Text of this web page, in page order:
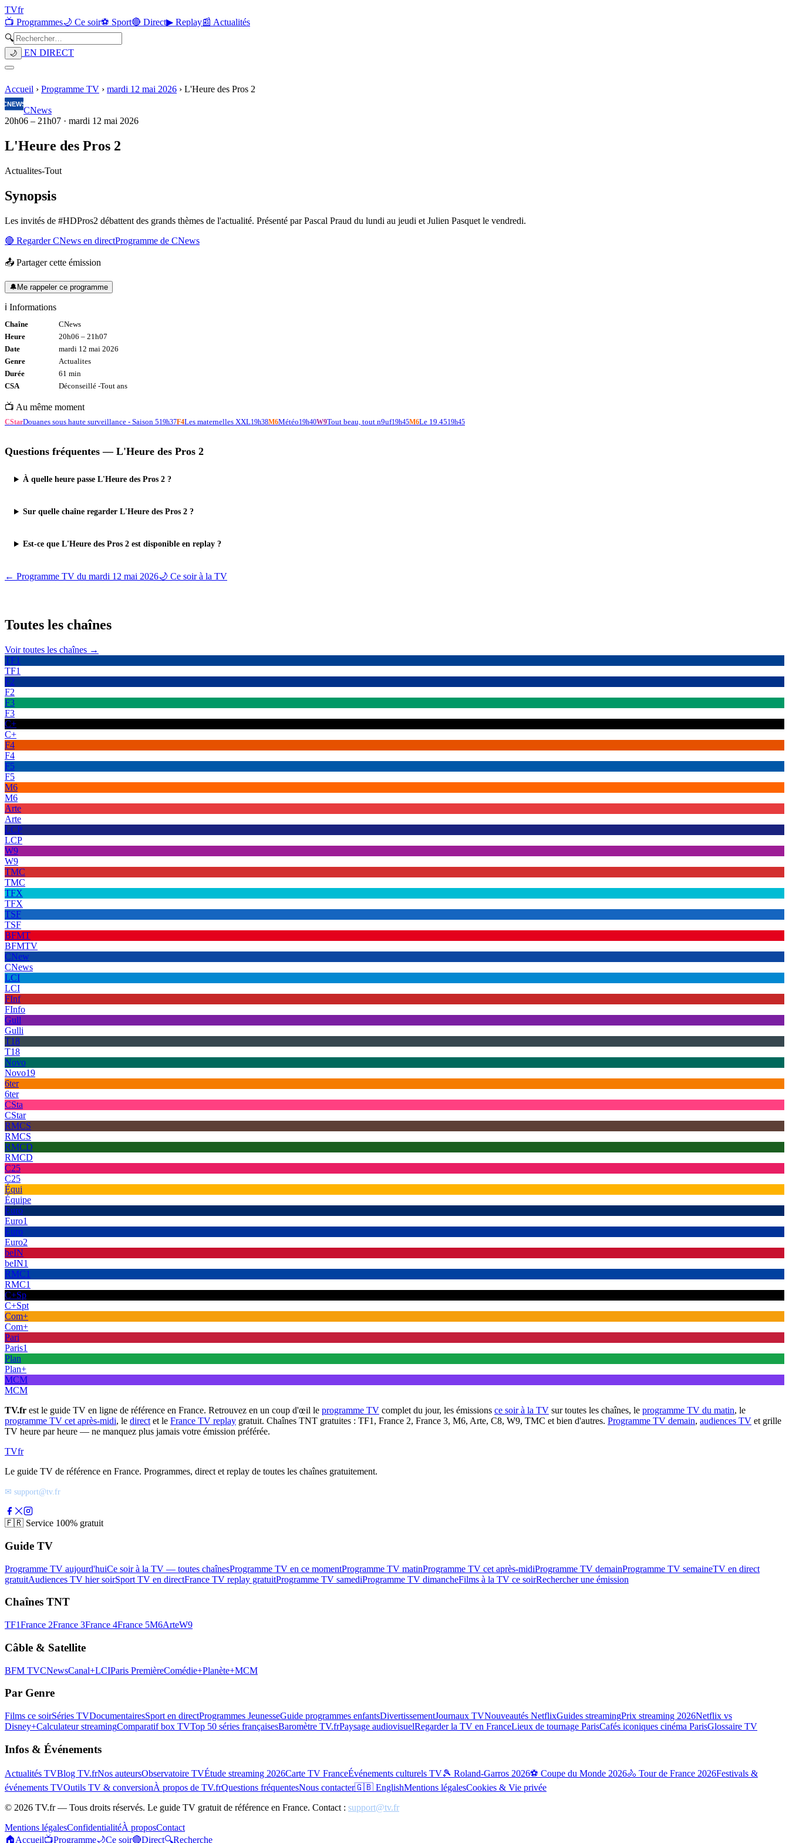
TVfr
📺 Programmes🌙 Ce soir⚽ Sport🔴 Direct▶ Replay📰 Actualités
🔍
🌙 EN DIRECT
Accueil › Programme TV › mardi 12 mai 2026 › L'Heure des Pros 2
CNews
20h06 – 21h07 · mardi 12 mai 2026
L'Heure des Pros 2
Actualites-Tout
Synopsis
Les invités de #HDPros2 débattent des grands thèmes de l'actualité. Présenté par Pascal Praud du lundi au jeudi et Julien Pasquet le vendredi.
🔴 RegarderCNews en directProgramme de CNews
📤 Partager cette émission
🔔Me rappeler ce programme
ℹ️ Informations
Chaîne
CNews
Heure
20h06 – 21h07
Date
mardi 12 mai 2026
Genre
Actualites
Durée
61 min
CSA
Déconseillé -Tout ans
📺 Au même moment
CStarDouanes sous haute surveillance - Saison 519h37F4Les maternelles XXL19h38M6Météo19h40W9Tout beau, tout n9uf19h45M6Le 19.4519h45
Questions fréquentes — L'Heure des Pros 2
À quelle heure passe L'Heure des Pros 2 ?
Sur quelle chaîne regarder L'Heure des Pros 2 ?
Est-ce que L'Heure des Pros 2 est disponible en replay ?
← Programme TV du mardi 12 mai 2026🌙 Ce soir à la TV
Toutes les chaînes
Voir toutes les chaînes →
TF1
TF1
F2
F2
F3
F3
C+
C+
F4
F4
F5
F5
M6
M6
Arte
Arte
LCP
LCP
W9
W9
TMC
TMC
TFX
TFX
TSF
TSF
BFMT
BFMTV
CNew
CNews
LCI
LCI
FInf
FInfo
Gull
Gulli
T18
T18
Novo
Novo19
6ter
6ter
CSta
CStar
RMCS
RMCS
RMCD
RMCD
C25
C25
Équi
Équipe
Euro
Euro1
Euro
Euro2
beIN
beIN1
RMC1
RMC1
C+Sp
C+Spt
Com+
Com+
Pari
Paris1
Plan
Plan+
MCM
MCM
TV.fr est le guide TV en ligne de référence en France. Retrouvez en un coup d'œil le programme TV complet du jour, les émissions ce soir à la TV sur toutes les chaînes, le programme TV du matin, le
programme TV cet après-midi, le direct et le France TV replay gratuit. Chaînes TNT gratuites : TF1, France 2, France 3, M6, Arte, C8, W9, TMC et bien d'autres. Programme TV demain, audiences TV et grille
TV heure par heure — ne manquez plus jamais votre émission préférée.
TVfr
Le guide TV de référence en France. Programmes, direct et replay de toutes les chaînes gratuitement.
✉ support@tv.fr
🇫🇷 Service 100% gratuit
Guide TV
Programme TV aujourd'huiCe soir à la TV — toutes chaînesProgramme TV en ce momentProgramme TV matinProgramme TV cet après-midiProgramme TV demainProgramme TV semaineTV en direct
gratuitAudiences TV hier soirSport TV en directFrance TV replay gratuitProgramme TV samediProgramme TV dimancheFilms à la TV ce soirRechercher une émission
Chaînes TNT
TF1France 2France 3France 4France 5M6ArteW9
Câble & Satellite
BFM TVCNewsCanal+LCIParis PremièreComédie+Planète+MCM
Par Genre
Films ce soirSéries TVDocumentairesSport en directProgrammes JeunesseGuide programmes enfantsDivertissementJournaux TVNouveautés NetflixGuides streamingPrix streaming 2026Netflix vs
Disney+Calculateur streamingComparatif box TVTop 50 séries françaisesBaromètre TV.frPaysage audiovisuelRegarder la TV en FranceLieux de tournage ParisCafés iconiques cinéma ParisGlossaire TV
Infos & Événements
Actualités TVBlog TV.frNos auteursObservatoire TVÉtude streaming 2026Carte TV FranceÉvénements culturels TV🎾 Roland-Garros 2026⚽ Coupe du Monde 2026🚴 Tour de France 2026Festivals &
événements TVOutils TV & conversionÀ propos de TV.frQuestions fréquentesNous contacter🇬🇧 EnglishMentions légalesCookies & Vie privée
© 2026 TV.fr — Tous droits réservés. Le guide TV gratuit de référence en France. Contact : support@tv.fr
Mentions légalesConfidentialitéÀ proposContact
🏠Accueil📺Programme🌙Ce soir🔴Direct🔍Recherche